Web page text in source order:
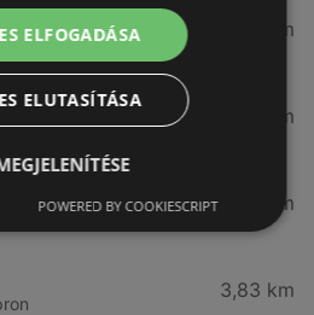
3,26 km
3,28 km
3,57 km
3,83 km
ELFOGADÁSA
ELUTASÍTÁSA
POWERED BY COOKIESCRIPT